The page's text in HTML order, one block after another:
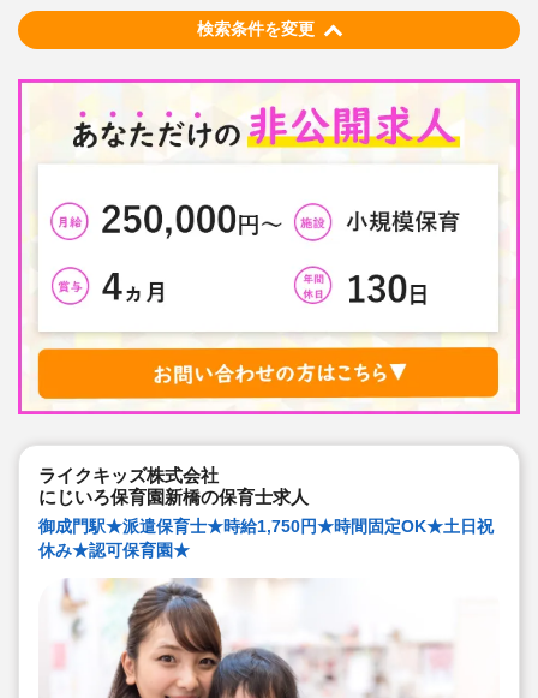
検索条件を変更
ライクキッズ株式会社
にじいろ保育園新橋の保育士求人
御成門駅★派遣保育士★時給1,750円★時間固定OK★土日祝
休み★認可保育園★